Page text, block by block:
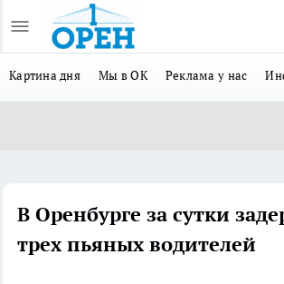
Картина дня Мы в ОК Реклама у нас
В Оренбурге за сутки
трех пьяных водителей